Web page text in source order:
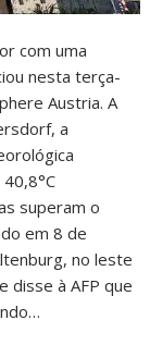
com uma
nesta terça-
Austria. A
a
superam o
em 8 de
no leste
disse à AFP que